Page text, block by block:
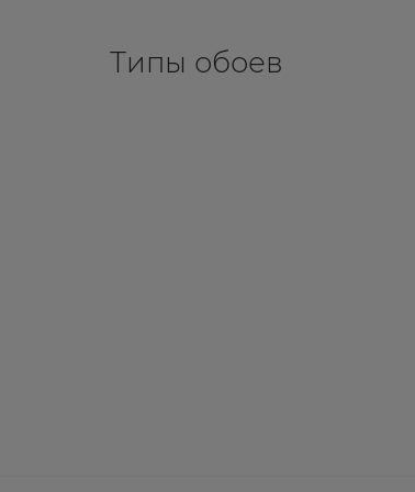
Типы обоев